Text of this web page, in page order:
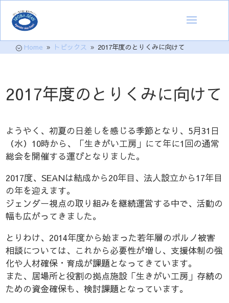
; Home 9 トピックス 9 2017年度のとりくみに向けて
2017年度のとりくみに向けて
ようやく、初夏の日差しを感じる季節となり、5月31日
（水）10時から、「生きがい工房」にて年に1回の通常
総会を開催する運びとなりました。
2017度、SEANは結成から20年目、法人設立から17年目
の年を迎えます。
ジェンダー視点の取り組みを継続運営する中で、活動の
幅も広がってきました。
とりわけ、2014年度から始まった若年層のポルノ被害
相談については、これから必要性が増し、支援体制の強
化や人材確保・育成が課題となってきています。
また、居場所と役割の拠点施設「生きがい工房」存続の
ための資金確保も、検討課題となっています。